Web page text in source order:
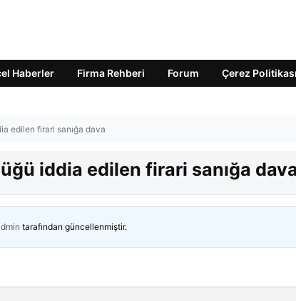
Haberler Firma Rehberi Forum Çerez Politikası
edilen firari sanığa dava
iddia edilen firari sanığa
tarafından güncellenmiştir.